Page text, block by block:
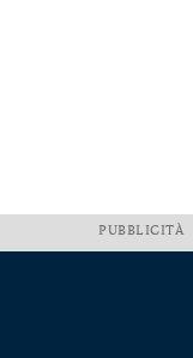
PUBBLICITÀ